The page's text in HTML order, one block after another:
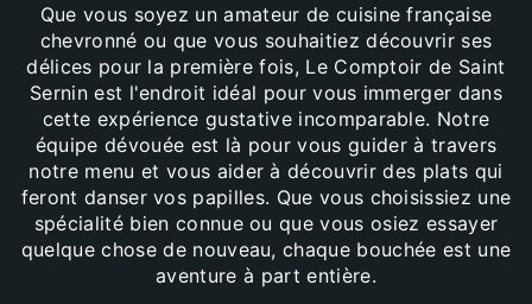
Que vous soyez un amateur de cuisine française
chevronné ou que vous souhaitiez découvrir ses
délices pour la première fois, Le Comptoir de Saint
Sernin est l'endroit idéal pour vous immerger dans
cette expérience gustative incomparable. Notre
équipe dévouée est là pour vous guider à travers
notre menu et vous aider à découvrir des plats qui
feront danser vos papilles. Que vous choisissiez une
spécialité bien connue ou que vous osiez essayer
quelque chose de nouveau, chaque bouchée est une
aventure à part entière.